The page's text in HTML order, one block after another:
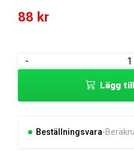
88 kr
-
MOUNTING
MOUNT
Lägg
Beställningsvara